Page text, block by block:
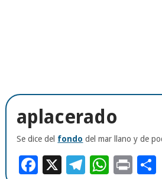
aplacerado
Se dice del fondo del mar llano y de
Facebook
X Telegram